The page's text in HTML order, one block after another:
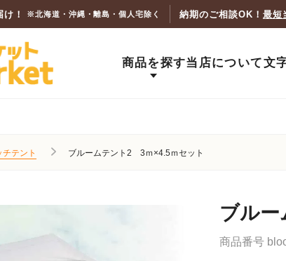
！ ※北海道・沖縄・離島・個人宅除く 納期のご相談OK！ 最短
商品を探す当店について文
テント ブルームテント2 3ｍ×4.5ｍセット
ブル
商品番号